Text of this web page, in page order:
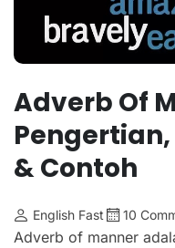
Adverb Of
& Contoh
English Fast 10
Adverb of manner